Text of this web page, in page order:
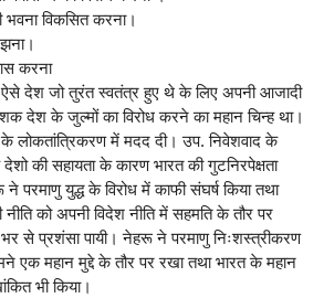
भवना विकसित करना।
करना
ऐसे देश जो तुरंत स्वतंत्र हुए थे के लिए अपनी आजादी
देश के जुल्मों का विरोध करने का महान चिन्ह था।
के लोकतांत्रिकरण में मदद दी। उप. निवेशवाद के
की सहायता के कारण भारत की गुटनिरपेक्षता
परमाणु युद्ध के विरोध में काफी संघर्ष किया तथा
को अपनी विदेश नीति में सहमति के तौर पर
से प्रशंसा पायी। नेहरू ने परमाणु निःशस्त्रीकरण
एक महान मुद्दे के तौर पर रखा तथा भारत के महान
भी किया।